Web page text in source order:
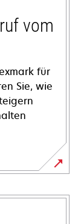
vom
für
Sie, wie